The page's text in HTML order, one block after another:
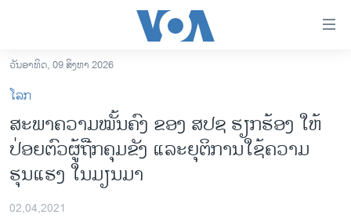
ເຂົ້າ
ຫາ
ຂ້າມ
ຂ້າມ
ໄປ
ຫາ
ຊອກ
ອາເມຣິກາ
ການເລືອກຕັ້ງ ປະທານາທີບໍດີ ສະຫະລັດ 2024
ວັນອາທິດ, 09 ສິງຫາ 2026
ໂລກ
ສະພາຄວາມໝັ້ນຄົງ ຂອງ ສປຊ ຮຽກຮ້ອງ ໃຫ້
ປ່ອຍຕົວຜູ້ຖືກຄຸມຂັງ ແລະຍຸຕິການໃຊ້ຄວາມ
ຮຸນແຮງ ໃນມຽນມາ
02,04,2021